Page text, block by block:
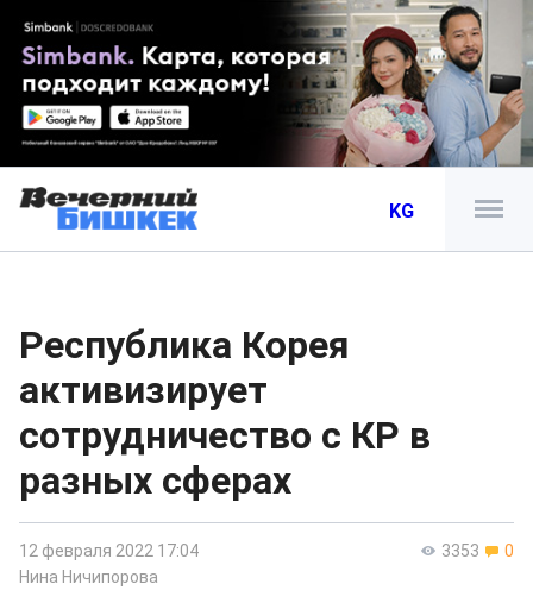
KG
Республика Корея
активизирует
сотрудничество с КР в
разных сферах
3353 0
12 февраля 2022 17:04
Нина Ничипорова